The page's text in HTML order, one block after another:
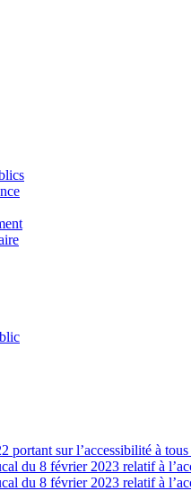
portant sur l’accessibilité à
du 8 février 2023 relatif à
du 8 février 2023 relatif à